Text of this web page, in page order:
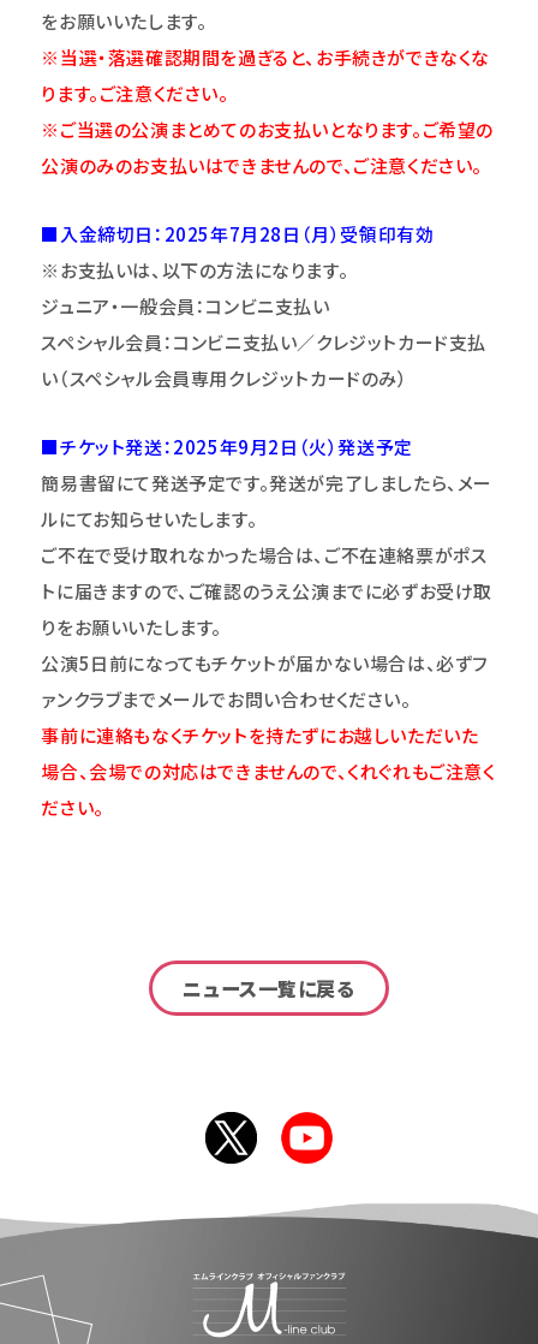
をお願いいたします。
※当選・落選確認期間を過ぎると、お手続きができなくな
ります。ご注意ください。
※ご当選の公演まとめてのお支払いとなります。ご希望の
公演のみのお支払いはできませんので、ご注意ください。
■入金締切日：2025年7月28日（月）受領印有効
※お支払いは、以下の方法になります。
ジュニア・一般会員：コンビニ支払い
スペシャル会員：コンビニ支払い／クレジットカード支払
い（スペシャル会員専用クレジットカードのみ）
■チケット発送：2025年9月2日（火）発送予定
簡易書留にて発送予定です。発送が完了しましたら、メー
ルにてお知らせいたします。
ご不在で受け取れなかった場合は、ご不在連絡票がポス
トに届きますので、ご確認のうえ公演までに必ずお受け取
りをお願いいたします。
公演5日前になってもチケットが届かない場合は、必ずフ
ァンクラブまでメールでお問い合わせください。
事前に連絡もなくチケットを持たずにお越しいただいた
場合、会場での対応はできませんので、くれぐれもご注意く
ださい。
ニュース一覧に戻る